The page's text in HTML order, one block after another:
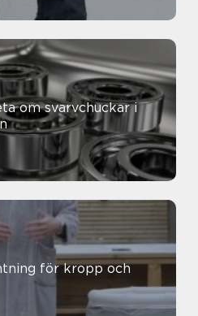
om svarvchuckar i